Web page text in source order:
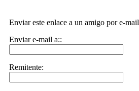
Enviar este enlace a un amigo por e-mail
Enviar e-mail a::
Remitente: